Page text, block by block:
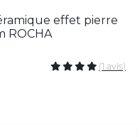
effet pierre
ROCHA
(1 avis)